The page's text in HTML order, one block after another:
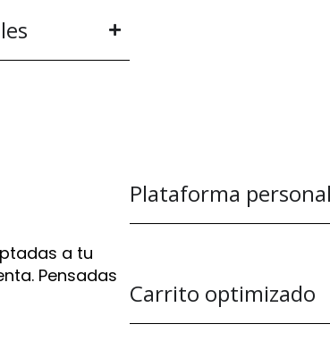
a tu
Pensadas
Plataforma
Carrito optimizado